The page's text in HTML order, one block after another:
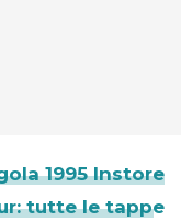
1995 Instore
tutte le tappe